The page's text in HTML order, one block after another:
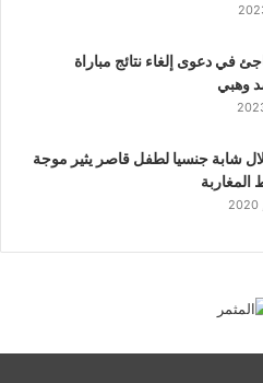
في دعوى إلغاء نتائج مباراة
وهبي
شابة جنسيا لطفل قاصر يثير موجة